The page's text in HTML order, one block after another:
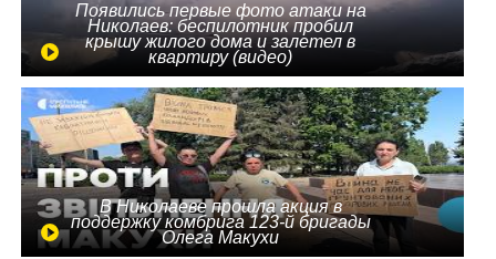
Появились первые фото атаки на
Николаев: беспилотник пробил
крышу жилого дома и залетел в
квартиру (видео)
В Николаеве прошла акция в
поддержку комбрига 123-й бригады
Олега Макухи